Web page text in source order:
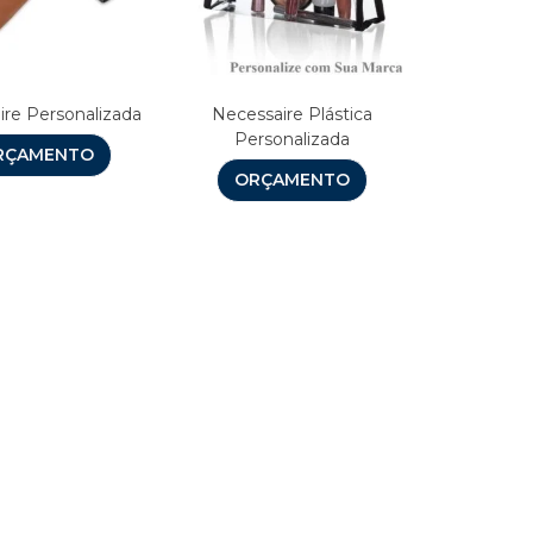
Personalizada
Necessaire Plástica
Personalizada
ORÇAMENTO